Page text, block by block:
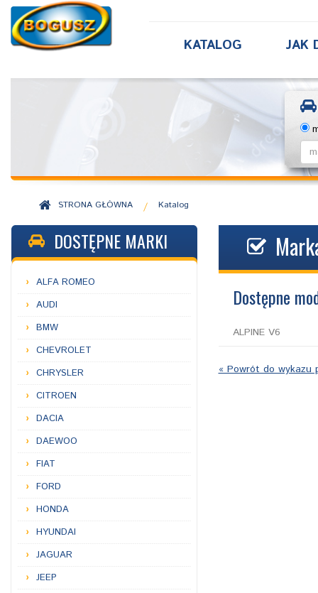
KATALOG JAK
STRONA GŁÓWNA / Katalog
DOSTĘPNE MARKI
ALFA ROMEO
AUDI
BMW
CHEVROLET
CHRYSLER
CITROEN
DACIA
DAEWOO
FIAT
FORD
HONDA
HYUNDAI
JAGUAR
JEEP
Dostępne
ALPINE V6
« Powrót do wykazu